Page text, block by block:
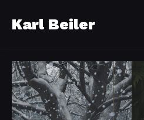
Karl Beiler